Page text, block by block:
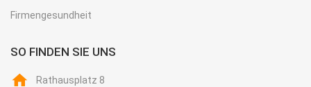
Firmengesundheit
SO FINDEN SIE UNS
Rathausplatz 8